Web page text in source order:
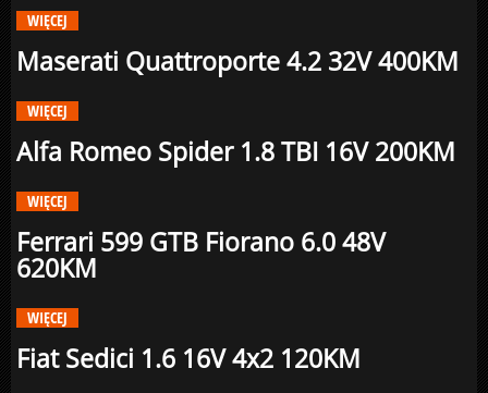
WIĘCEJ
Maserati Quattroporte 4.2 32V 400KM
WIĘCEJ
Alfa Romeo Spider 1.8 TBI 16V 200KM
WIĘCEJ
Ferrari 599 GTB Fiorano 6.0 48V
620KM
WIĘCEJ
Fiat Sedici 1.6 16V 4x2 120KM